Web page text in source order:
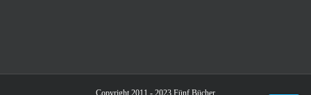
Copyright 2011 - 2023 Fünf Bücher